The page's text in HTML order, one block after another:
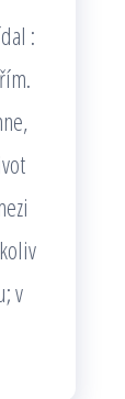
:
v